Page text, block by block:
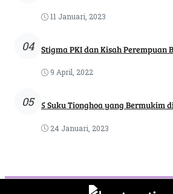
11 Januari, 2023
04 Stigma PKI dan Kisah Perempuan
9 April, 2022
05 5 Suku Tionghoa yang Bermukim
24 Januari, 2023